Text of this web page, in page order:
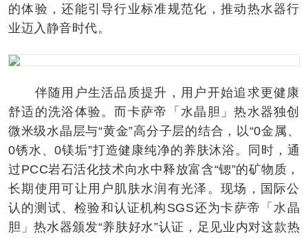
的体验，还能引导行业标准规范化，推动热水器行
业迈入静音时代。
伴随用户生活品质提升，用户开始追求更健康
舒适的洗浴体验。而卡萨帝「水晶胆」热水器独创
微米级水晶层与“黄金”高分子层的结合，以“0金属、
0锈水、0镁垢”打造健康纯净的养肤沐浴。同时，通
过PCC岩石活化技术向水中释放富含“锶”的矿物质，
长期使用可让用户肌肤水润有光泽。现场，国际公
认的测试、检验和认证机构SGS还为卡萨帝「水晶
胆」热水器颁发“养肤好水”认证，足见业内对这款热